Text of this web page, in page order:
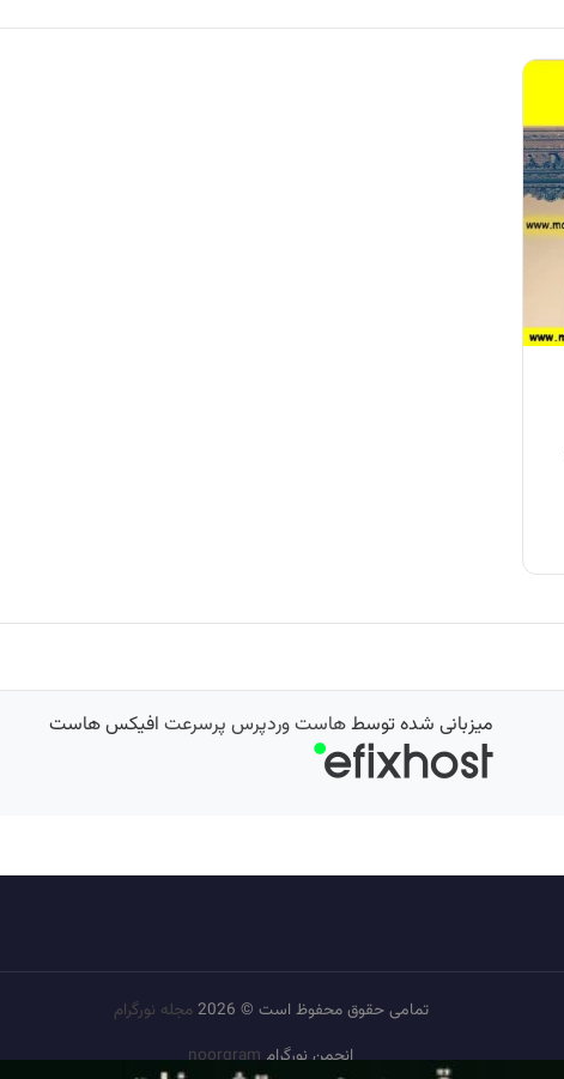
میزبانی شده توسطهاست وردپرس پرسرعت افیکس هاست
تمامی حقوق محفوظ است © 2026
مجله نورگرام
انجمن نورگرامnoorgram